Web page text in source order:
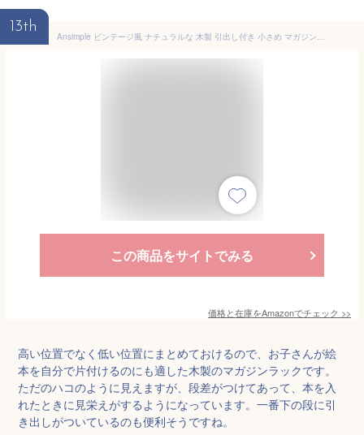
13th
Ansimple ビンテージ風 ナチュラルな 木製 引出し付き 小さめ マガジンラック オシャレ雑貨
この商品をサイトでみる
価格と在庫をAmazonでチェック >>
高い位置でなく低い位置にまとめておけるので、お子さんが絵
本を自分で片付けるのにも適した木製のマガジンラックです。
ただのハコのように見えますが、段差がつけてあって、本を入
れたときに見栄えがするようになっています。一番下の段に引
き出しがついているのも便利そうですね。